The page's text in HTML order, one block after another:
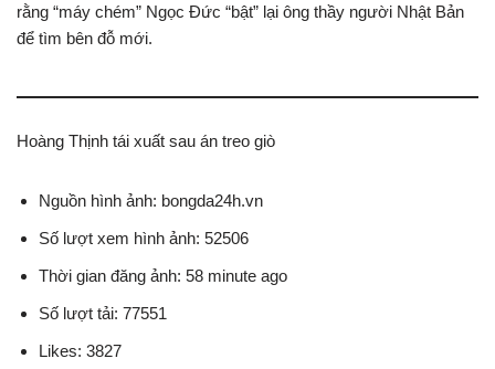
rằng “máy chém” Ngọc Đức “bật” lại ông thầy người Nhật Bản
để tìm bên đỗ mới.
Hoàng Thịnh tái xuất sau án treo giò
Nguồn hình ảnh: bongda24h.vn
Số lượt xem hình ảnh: 52506
Thời gian đăng ảnh: 58 minute ago
Số lượt tải: 77551
Likes: 3827